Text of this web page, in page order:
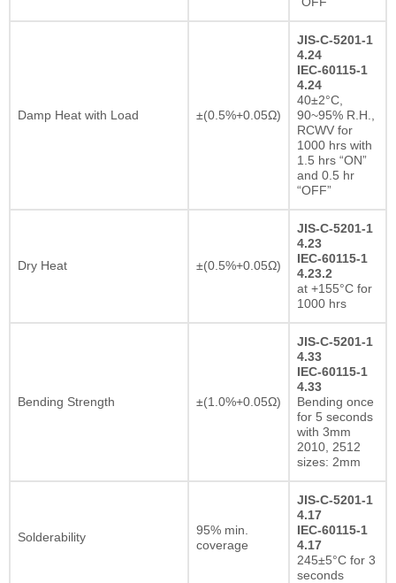
Damp Heat with Load ±(0.5%+0.05Ω)
JIS-C-5201-1
4.24
IEC-60115-1
4.24
40±2°C,
90~95% R.H.,
RCWV for
1000 hrs with
1.5 hrs “ON”
and 0.5 hr
“OFF”
Dry Heat ±(0.5%+0.05Ω)
JIS-C-5201-1
4.23
IEC-60115-1
4.23.2
at +155°C for
1000 hrs
Bending Strength ±(1.0%+0.05Ω)
JIS-C-5201-1
4.33
IEC-60115-1
4.33
Bending once
for 5 seconds
with 3mm
2010, 2512
sizes: 2mm
Solderability
95% min.
coverage
JIS-C-5201-1
4.17
IEC-60115-1
4.17
245±5°C for 3
seconds